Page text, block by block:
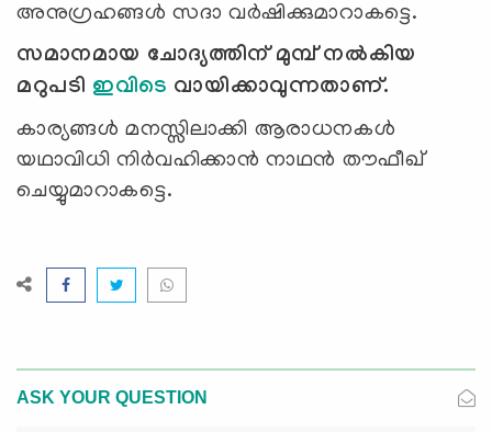
അനുഗ്രഹങ്ങൾ സദാ വർഷിക്കുമാറാകട്ടെ.
സമാനമായ ചോദ്യത്തിന്മുമ്പ് നൽകിയ
മറുപടി ഇവിടെ വായിക്കാവുന്നതാണ്.
കാര്യങ്ങൾ മനസ്സിലാക്കി ആരാധനകൾ
യഥാവിധി നിർവഹിക്കാൻ നാഥൻ തൗഫീഖ്
ചെയ്യുമാറാകട്ടെ.
ASK YOUR QUESTION